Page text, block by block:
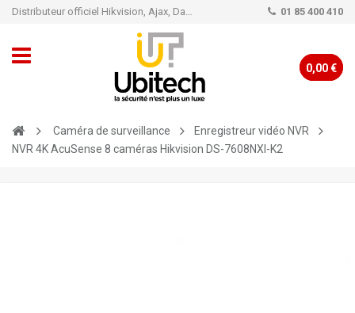
Distributeur officiel Hikvision, Ajax, Dahua, TP-Link - Caméra de vidéo surveillance - Alarme 01 85 400 410
0,00 €
Caméra de surveillance
Enregistreur vidéo NVR
NVR 4K AcuSense 8 caméras Hikvision DS-7608NXI-K2